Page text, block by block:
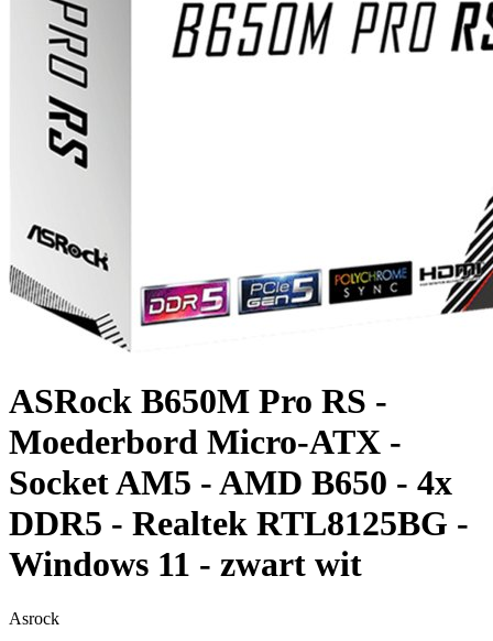
ASRock B650M Pro RS -
Moederbord Micro-ATX -
Socket AM5 - AMD B650 - 4x
DDR5 - Realtek RTL8125BG -
Windows 11 - zwart wit
Asrock